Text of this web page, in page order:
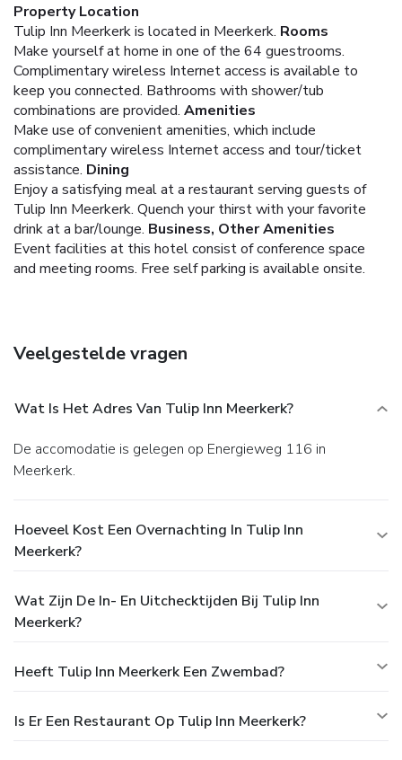
Property Location
Tulip Inn Meerkerk is located in Meerkerk. Rooms
Make yourself at home in one of the 64 guestrooms.
Complimentary wireless Internet access is available to
keep you connected. Bathrooms with shower/tub
combinations are provided. Amenities
Make use of convenient amenities, which include
complimentary wireless Internet access and tour/ticket
assistance. Dining
Enjoy a satisfying meal at a restaurant serving guests of
Tulip Inn Meerkerk. Quench your thirst with your favorite
drink at a bar/lounge. Business, Other Amenities
Event facilities at this hotel consist of conference space
and meeting rooms. Free self parking is available onsite.
Veelgestelde vragen
Wat Is Het Adres Van Tulip Inn Meerkerk?
De accomodatie is gelegen op Energieweg 116 in
Meerkerk.
Hoeveel Kost Een Overnachting In Tulip Inn
Meerkerk?
Wat Zijn De In- En Uitchecktijden Bij Tulip Inn
Meerkerk?
Heeft Tulip Inn Meerkerk Een Zwembad?
Is Er Een Restaurant Op Tulip Inn Meerkerk?